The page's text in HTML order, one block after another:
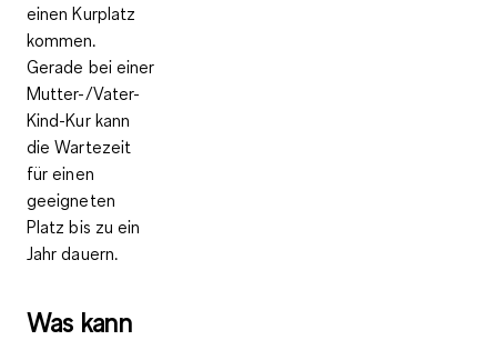
einen Kurplatz
kommen.
Gerade bei einer
Mutter-/Vater-
Kind-Kur kann
die Wartezeit
für einen
geeigneten
Platz bis zu ein
Jahr dauern.
Was kann